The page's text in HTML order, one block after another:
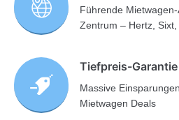
Führende
Zentrum – Hertz,
Tiefpreis-Garantie
Massive
Mietwagen Deals